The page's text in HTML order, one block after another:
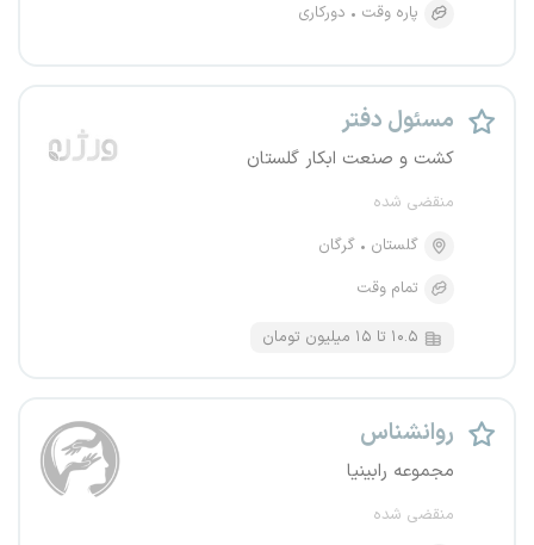
پاره وقت
دورکاری
مسئول دفتر
کشت و صنعت ابکار گلستان
منقضی شده
گلستان
گرگان
تمام وقت
۱۰.۵ تا ۱۵ میلیون تومان
روانشناس
مجموعه رابینیا
منقضی شده